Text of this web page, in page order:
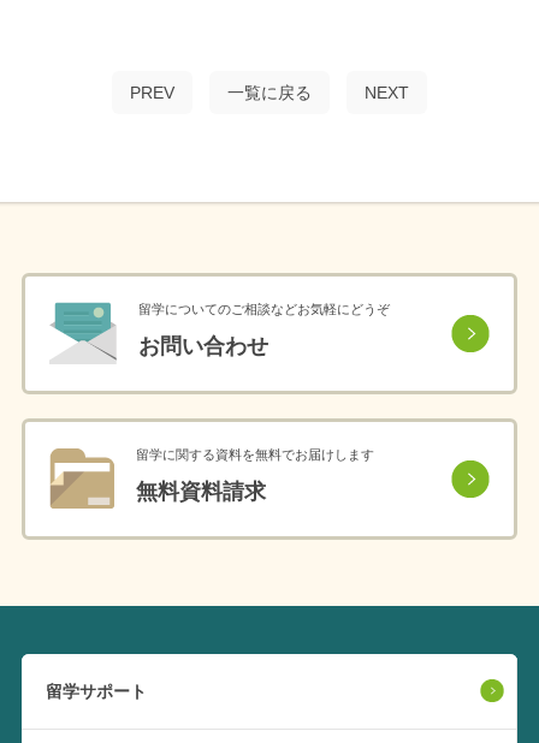
PREV 一覧に戻る NEXT
留学についてのご相談などお気軽にどうぞ
お問い合わせ
留学に関する資料を無料でお届けします
無料資料請求
留学サポート